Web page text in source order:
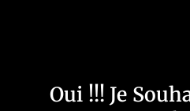
Oui !!! Je